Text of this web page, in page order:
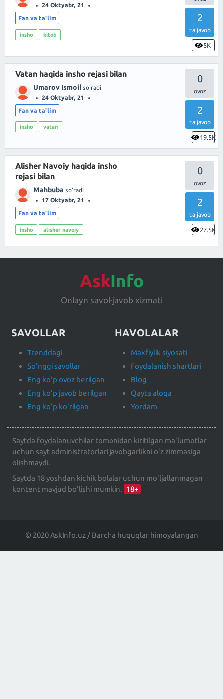
2
ta javob
5K
24 Oktyabr, 21
Fan va ta'lim
insho kitob
0
2
ta javob
19.5K
Vatan haqida insho rejasi bilan
Umarov Ismoil so'radi
24 Oktyabr, 21
Fan va ta'lim
insho vatan
0
2
ta javob
27.5K
Alisher Navoiy haqida insho
rejasi bilan
Mahbuba so'radi
17 Oktyabr, 21
Fan va ta'lim
insho alisher navoiy
AskInfo
Onlayn savol-javob xizmati
SAVOLLAR
Trenddagi
So'nggi savollar
Eng ko'p ovoz berilgan
Eng ko'p javob berilgan
Eng ko'p ko'rilgan
HAVOLALAR
Maxfiylik siyosati
Foydalanish shartlari
Blog
Qayta aloqa
Yordam
Saytda foydalanuvchilar tomonidan kiritilgan ma'lumotlar
uchun sayt administratorlari javobgarlikni o'z zimmasiga
olishmaydi.
Saytda 18 yoshdan kichik bolalar uchun mo'ljallanmagan
kontent mavjud bo'lishi mumkin. 18+
© 2020 AskInfo.uz / Barcha huquqlar himoyalangan